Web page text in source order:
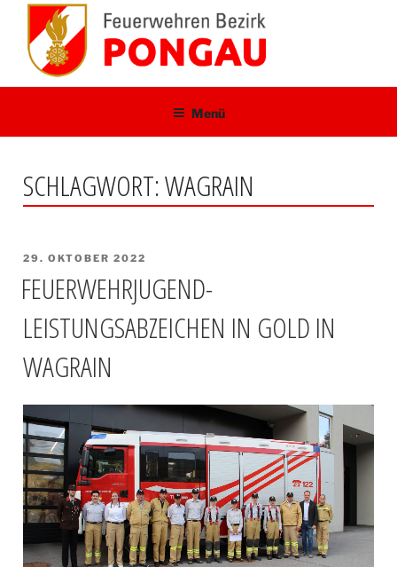
springen
Menü
SCHLAGWORT:WAGRAIN
VERÖFFENTLICHT
29. OKTOBER 2022
FEUERWEHRJUGEND-
LEISTUNGSABZEICHEN IN GOLD IN
WAGRAIN